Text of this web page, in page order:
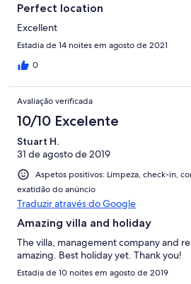
Perfect location
Excellent
Estadia de 14 noites em agosto de 2021
0
Avaliação verificada
10/10 Excelente
Stuart H.
31 de agosto de 2019
Aspetos positivos: Limpeza, check-in,
exatidão do anúncio
Traduzir através do Google
Amazing villa and holiday
The villa, management company and
amazing. Best holiday yet. Thank you!
Estadia de 10 noites em agosto de 2019